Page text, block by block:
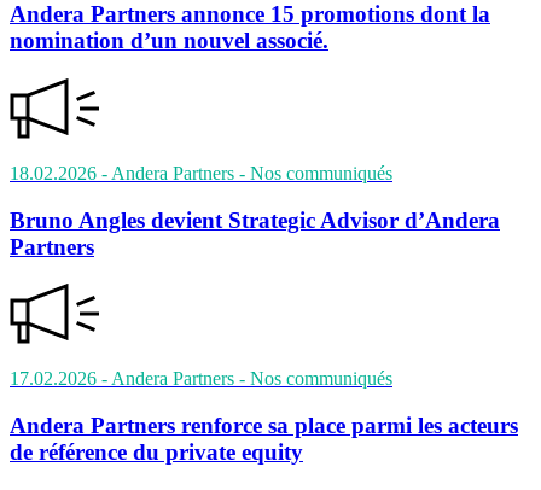
Andera Partners annonce 15 promotions dont la
nomination d’un nouvel associé.
18.02.2026 - Andera Partners - Nos communiqués
Bruno Angles devient Strategic Advisor d’Andera
Partners
17.02.2026 - Andera Partners - Nos communiqués
Andera Partners renforce sa place parmi les acteurs
de référence du private equity